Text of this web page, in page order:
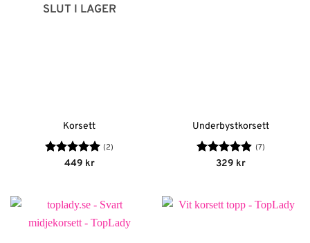
SLUT I LAGER
Korsett
Betygsatt5
(2)
449 kr
Underbystkorsett
Betygsatt
(7)
329 kr